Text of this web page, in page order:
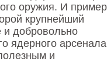
оружия. И пример
крупнейший
добровольно
ядерного
и